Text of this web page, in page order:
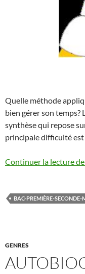
Quelle méthode
bien gérer son temps?
synthèse qui repose
principale difficulté
Continuer la lecture de
BAC-PREMIÈRE-
GENRES